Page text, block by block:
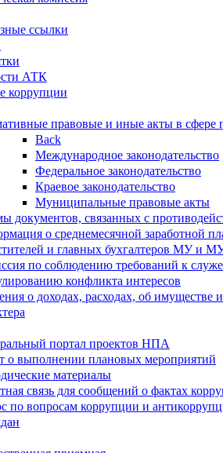
ссылки
АТК
коррупции
правовые и иные акты в сфере
Back
Международное законодательство
Федеральное законодательство
Краевое законодательство
Муниципальные правовые акты
документов, связанных с
о среднемесячной заработной
и главных бухгалтеров МУ и
по соблюдению требований к
конфликта интересов
о доходах, расходах, об имуществе
портал проектов НПА
о выполнении плановых мероприятий
материалы
связь для сообщений о фактах
по вопросам коррупции и